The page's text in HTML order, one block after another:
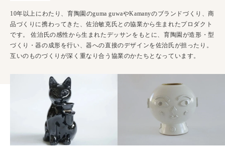
10年以上にわたり、育陶園のguma guwaやKamanyのブランドづくり、商
品づくりに携わってきた、佐治敏克氏との協業から生まれたプロダクト
です。 佐治氏の感性から生まれたデッサンをもとに、育陶園が造形・型
づくり・器の成形を行い、器への直接のデザインを佐治氏が担ったり。
互いのものづくりが深く重なり合う協業のかたちとなっています。